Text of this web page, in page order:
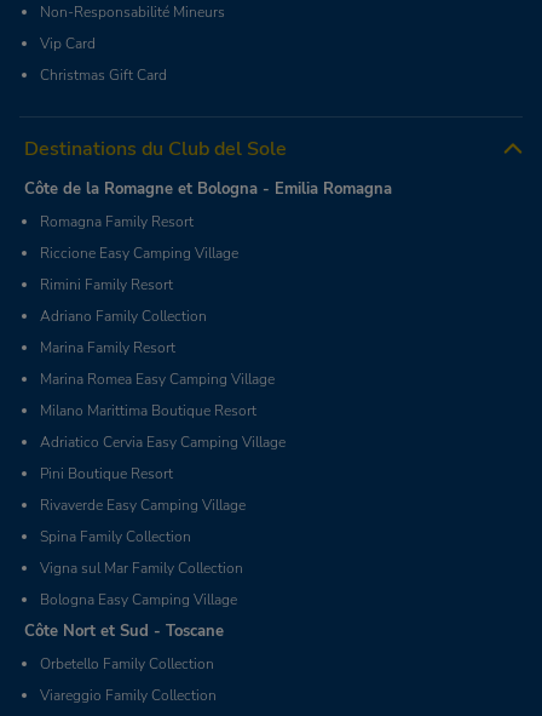
Non-Responsabilité Mineurs
Vip Card
Christmas Gift Card
Destinations du Club del Sole
Côte de la Romagne et Bologna - Emilia Romagna
Romagna Family Resort
Riccione Easy Camping Village
Rimini Family Resort
Adriano Family Collection
Marina Family Resort
Marina Romea Easy Camping Village
Milano Marittima Boutique Resort
Adriatico Cervia Easy Camping Village
Pini Boutique Resort
Rivaverde Easy Camping Village
Spina Family Collection
Vigna sul Mar Family Collection
Bologna Easy Camping Village
Côte Nort et Sud - Toscane
Orbetello Family Collection
Viareggio Family Collection